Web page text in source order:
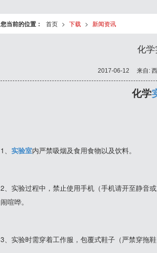
您当前的位置： 首页 > 下载 > 新闻资讯
化学
2017-06-12 来自:
化学
1、 实验室内严禁吸烟及食用食物以及饮料。
2、实验过程中，禁止使用手机（手机请开至静音
闹喧哗。
3、实验时需穿着工作服，包覆式鞋子（严禁穿拖鞋